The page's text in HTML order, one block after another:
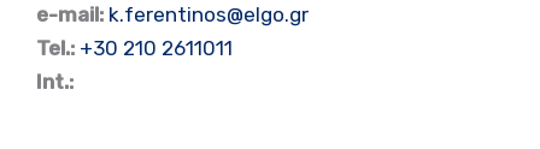
e-mail: k.ferentinos@elgo.gr
Tel.: +30 210 2611011
Int.: